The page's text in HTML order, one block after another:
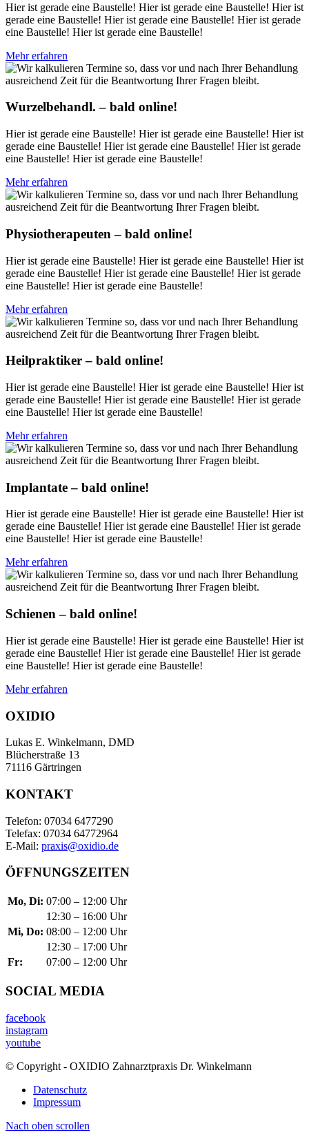
Hier ist gerade eine Baustelle! Hier ist gerade eine Baustelle! Hier ist
gerade eine Baustelle! Hier ist gerade eine Baustelle! Hier ist gerade
eine Baustelle! Hier ist gerade eine Baustelle!
Mehr erfahren
Wurzelbehandl. – bald online!
Hier ist gerade eine Baustelle! Hier ist gerade eine Baustelle! Hier ist
gerade eine Baustelle! Hier ist gerade eine Baustelle! Hier ist gerade
eine Baustelle! Hier ist gerade eine Baustelle!
Mehr erfahren
Physiotherapeuten – bald online!
Hier ist gerade eine Baustelle! Hier ist gerade eine Baustelle! Hier ist
gerade eine Baustelle! Hier ist gerade eine Baustelle! Hier ist gerade
eine Baustelle! Hier ist gerade eine Baustelle!
Mehr erfahren
Heilpraktiker – bald online!
Hier ist gerade eine Baustelle! Hier ist gerade eine Baustelle! Hier ist
gerade eine Baustelle! Hier ist gerade eine Baustelle! Hier ist gerade
eine Baustelle! Hier ist gerade eine Baustelle!
Mehr erfahren
Implantate – bald online!
Hier ist gerade eine Baustelle! Hier ist gerade eine Baustelle! Hier ist
gerade eine Baustelle! Hier ist gerade eine Baustelle! Hier ist gerade
eine Baustelle! Hier ist gerade eine Baustelle!
Mehr erfahren
Schienen – bald online!
Hier ist gerade eine Baustelle! Hier ist gerade eine Baustelle! Hier ist
gerade eine Baustelle! Hier ist gerade eine Baustelle! Hier ist gerade
eine Baustelle! Hier ist gerade eine Baustelle!
Mehr erfahren
OXIDIO
Lukas E. Winkelmann, DMD
Blücherstraße 13
71116 Gärtringen
KONTAKT
Telefon: 07034 6477290
Telefax: 07034 64772964
E-Mail: praxis@oxidio.de
ÖFFNUNGSZEITEN
Mo, Di: 07:00 – 12:00 Uhr
12:30 – 16:00 Uhr
Mi, Do: 08:00 – 12:00 Uhr
12:30 – 17:00 Uhr
Fr:
07:00 – 12:00 Uhr
SOCIAL MEDIA
facebook
instagram
youtube
© Copyright - OXIDIO Zahnarztpraxis Dr. Winkelmann
Datenschutz
Impressum
Nach oben scrollen